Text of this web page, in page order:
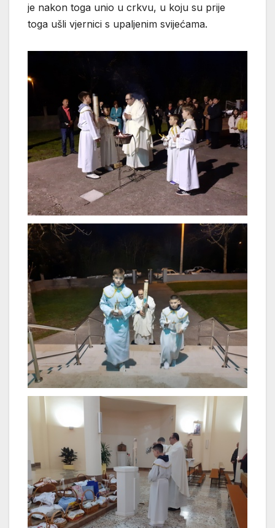
je nakon toga unio u crkvu, u koju su prije
toga ušli vjernici s upaljenim svijećama.